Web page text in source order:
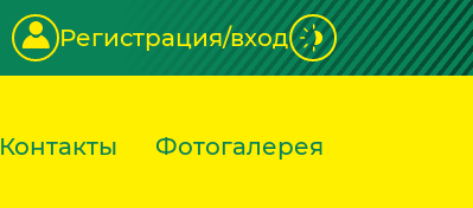
Регистрация/вход
Контакты Фотогалерея